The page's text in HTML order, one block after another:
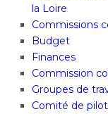
la Loire
Commissions
Budget
Finances
Commission
Groupes de
Comité de